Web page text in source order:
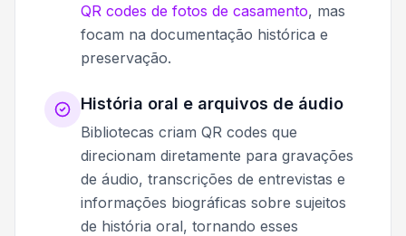
QR codes de fotos de casamento, mas
focam na documentação histórica e
preservação.
História oral e arquivos de áudio
Bibliotecas criam QR codes que
direcionam diretamente para gravações
de áudio, transcrições de entrevistas e
informações biográficas sobre sujeitos
de história oral, tornando esses